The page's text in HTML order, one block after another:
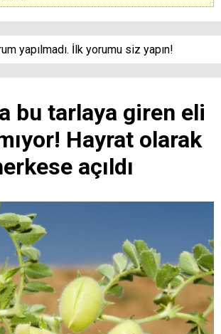
yapılmadı. İlk yorumu siz yapın!
bu tarlaya giren eli
Hayrat olarak
açıldı